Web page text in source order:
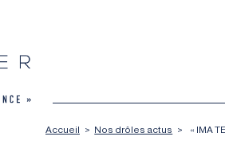
Accueil > Nos drôles actus > « IMA